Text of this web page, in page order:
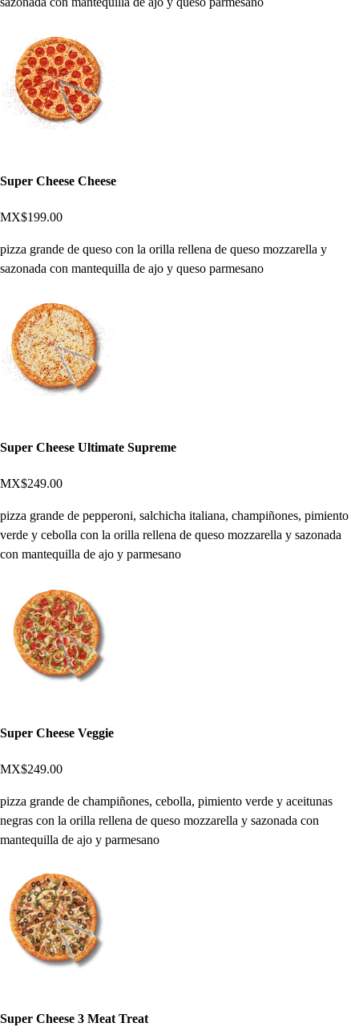
Super Cheese Cheese
MX$199.00
pizza grande de queso con la orilla rellena de queso mozzarella y
sazonada con mantequilla de ajo y queso parmesano
Super Cheese Ultimate Supreme
MX$249.00
pizza grande de pepperoni, salchicha italiana, champiñones, pimiento
verde y cebolla con la orilla rellena de queso mozzarella y sazonada
con mantequilla de ajo y parmesano
Super Cheese Veggie
MX$249.00
pizza grande de champiñones, cebolla, pimiento verde y aceitunas
negras con la orilla rellena de queso mozzarella y sazonada con
mantequilla de ajo y parmesano
Super Cheese 3 Meat Treat